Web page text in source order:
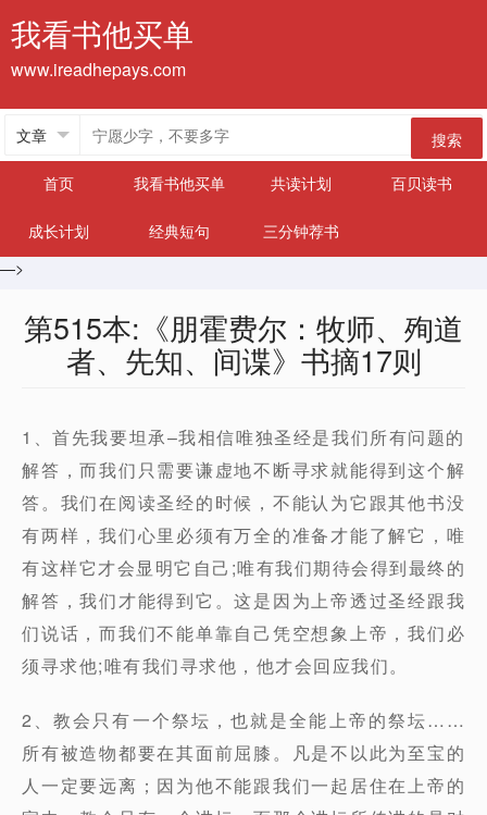
我看书他买单
www.ireadhepays.com
搜索
首页
我看书他买单 共读计划 百贝读书
成长计划 经典短句
三分钟荐书
—>
第515本:《朋霍费尔：牧师、殉道
者、先知、间谍》书摘17则
1、首先我要坦承–我相信唯独圣经是我们所有问题的
解答，而我们只需要谦虚地不断寻求就能得到这个解
答。我们在阅读圣经的时候，不能认为它跟其他书没
有两样，我们心里必须有万全的准备才能了解它，唯
有这样它才会显明它自己;唯有我们期待会得到最终的
解答，我们才能得到它。这是因为上帝透过圣经跟我
们说话，而我们不能单靠自己凭空想象上帝，我们必
须寻求他;唯有我们寻求他，他才会回应我们。
2、教会只有一个祭坛，也就是全能上帝的祭坛……
所有被造物都要在其面前屈膝。凡是不以此为至宝的
人一定要远离；因为他不能跟我们一起居住在上帝的